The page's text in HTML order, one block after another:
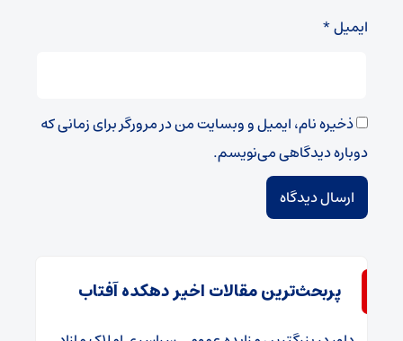
ایمیل*
ذخیره نام، ایمیل و وبسایت من در مرورگر برای زمانی که
دوباره دیدگاهی می‌نویسم.
پربحث‌ترین مقالات اخیر دهکده آفتاب